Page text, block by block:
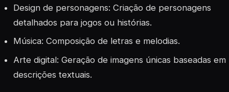
Design de personagens: Criação de personagens
detalhados para jogos ou histórias.
Música: Composição de letras e melodias.
Arte digital: Geração de imagens únicas baseadas em
descrições textuais.